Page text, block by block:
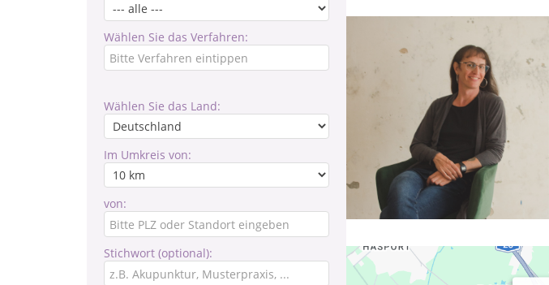
Wählen Sie das Verfahren:
Wählen Sie das Land:
Im Umkreis von:
von:
Stichwort (optional):